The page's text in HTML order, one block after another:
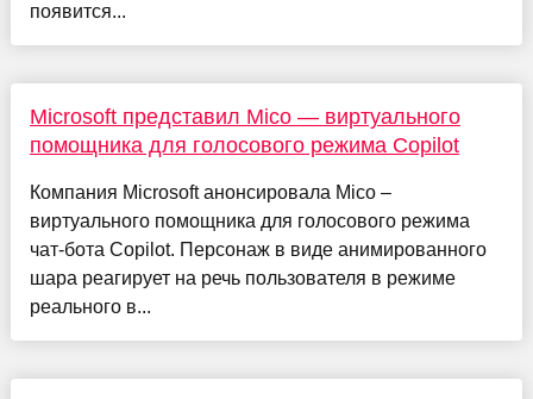
появится...
Microsoft представил Mico — виртуального
помощника для голосового режима Copilot
Компания Microsoft анонсировала Mico –
виртуального помощника для голосового режима
чат-бота Copilot. Персонаж в виде анимированного
шара реагирует на речь пользователя в режиме
реального в...